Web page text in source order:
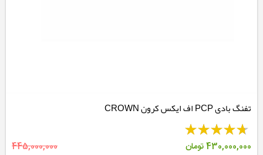
تفنگ بادی PCP اف ایکس کرون CROWN
430,000,000تومان 445,000,000